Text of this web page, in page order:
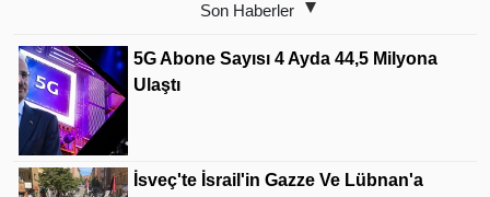
Son Haberler
5G Abone Sayısı 4 Ayda 44,5 Milyona
Ulaştı
İsveç'te İsrail'in Gazze Ve Lübnan'a